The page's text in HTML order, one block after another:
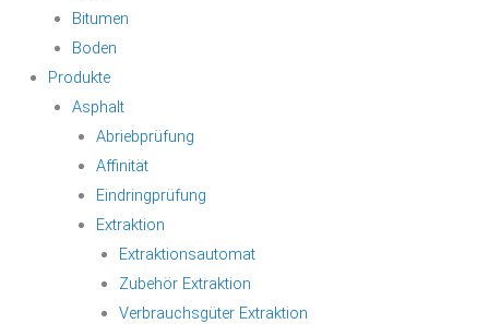
Bitumen
Boden
Produkte
Asphalt
Abriebprüfung
Affinität
Eindringprüfung
Extraktion
Extraktionsautomat
Zubehör Extraktion
Verbrauchsgüter Extraktion